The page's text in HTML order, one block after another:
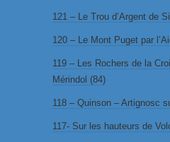
121 – Le Trou d’Argent de
120 – Le Mont Puget par
119 – Les Rochers de la
Mérindol (84)
118 – Quinson – Artignosc
117- Sur les hauteurs de